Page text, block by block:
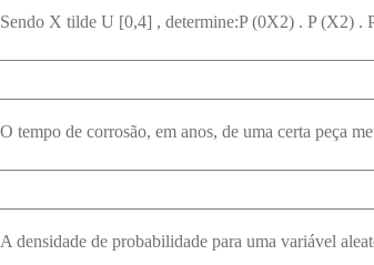
Sendo X tilde U [0,4] , determine:P (0X2) . P (X2) .
A densidade de probabilidade para uma variável